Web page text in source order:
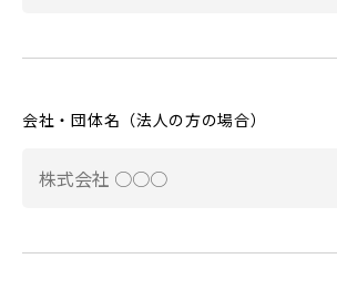
会社・団体名（法人の方の場合）